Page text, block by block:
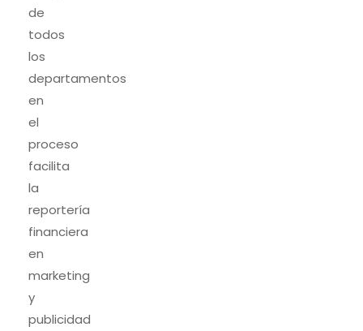
de
todos
los
departamentos
en
el
proceso
facilita
la
reportería
financiera
en
marketing
y
publicidad